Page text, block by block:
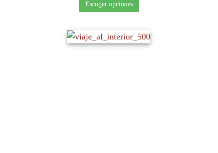
Escoger opciones